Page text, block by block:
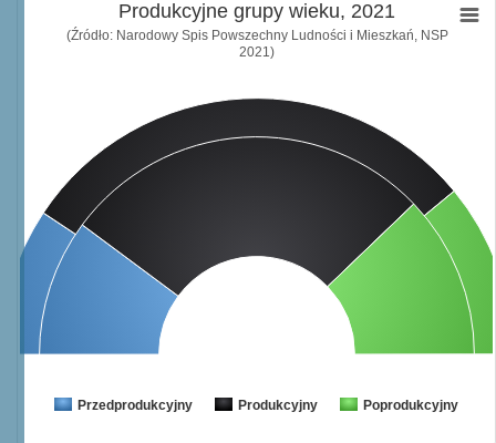
Produkcyjne grupy wieku, 2021
(Źródło: Narodowy Spis Powszechny Ludności i Mieszkań, NSP
2021)
Przedprodukcyjny Produkcyjny Poprodukcyjny